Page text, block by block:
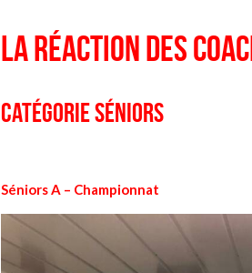
La réaction des
Catégorie Séniors
Séniors A – Championnat